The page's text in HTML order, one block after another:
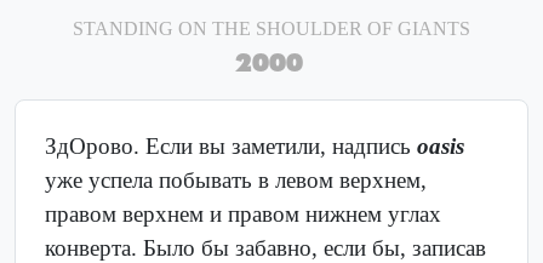
STANDING ON THE SHOULDER OF GIANTS
2000
ЗдОрово. Если вы заметили, надпись oasis
уже успела побывать в левом верхнем,
правом верхнем и правом нижнем углах
конверта. Было бы забавно, если бы, записав